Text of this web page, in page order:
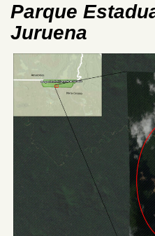
Parque
Juruena